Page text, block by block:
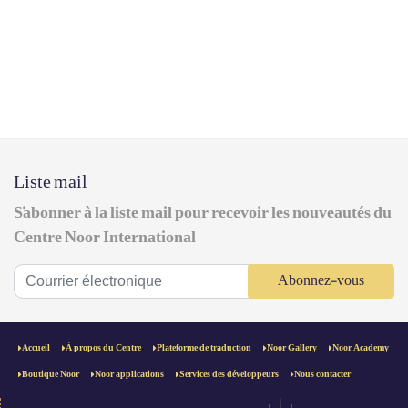
Liste mail
S'abonner à la liste mail pour recevoir les nouveautés du
Centre Noor International
Abonnez-vous
Accueil À propos du Centre Plateforme de traduction Noor Gallery Noor Academy
Boutique Noor Noor applications Services des développeurs Nous contacter